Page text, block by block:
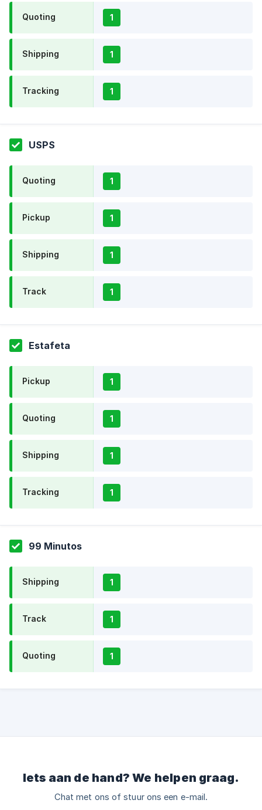
Quoting 1
Shipping 1
Tracking 1
USPS
Quoting 1
Pickup 1
Shipping 1
Track 1
Estafeta
Pickup 1
Quoting 1
Shipping 1
Tracking 1
99 Minutos
Shipping 1
Track 1
Quoting 1
Iets aan de hand? We helpen graag.
Chat met ons of stuur ons een e-mail.